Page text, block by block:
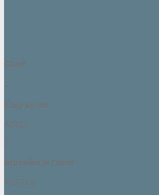
Chart
1
Easy on me
ADELE
2
Bruxelles je t'aime
ANGELE